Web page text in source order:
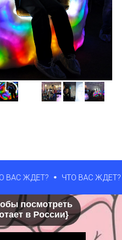
ЧТО ВАС ЖДЕТ? ЧТО
посмотреть
в России}